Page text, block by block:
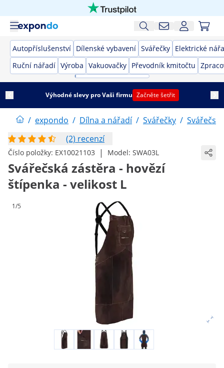
Autopříslušenství Dílenské vybavení Svářečky Elektrické
Ruční nářadí Výroba Vakuovačky Převodník kmitočtu
Výhodné slevy pro Vaši firmu Začněte šetřit
/ expondo / Dílna a nářadí / Svářečky /
(2) recenzí
Číslo položky: EX10021103 | Model: SWA03L
Svářečská zástěra - hovězí
štípenka - velikost L
1/5